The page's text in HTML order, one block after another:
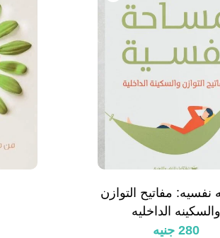
مفاتيح التوازن
والسكينه الداخليه
280 جنيه